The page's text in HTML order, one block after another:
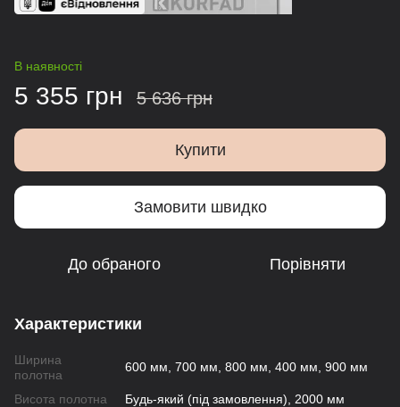
В наявності
5 355 грн 5 636 грн
Купити
Замовити швидко
До обраного Порівняти
Характеристики
Ширина
полотна
600 мм, 700 мм, 800 мм, 400 мм, 900 мм
Висота полотна
Будь-який (під замовлення), 2000 мм